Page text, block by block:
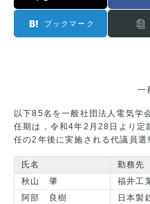
ブックマーク
一
以下85名を一般社団法人電気学
任期は，令和4年2月28日より定
任の2年後に実施される代議員選
氏名
勤務先
秋山 肇
福井工
阿部 良樹
日本製